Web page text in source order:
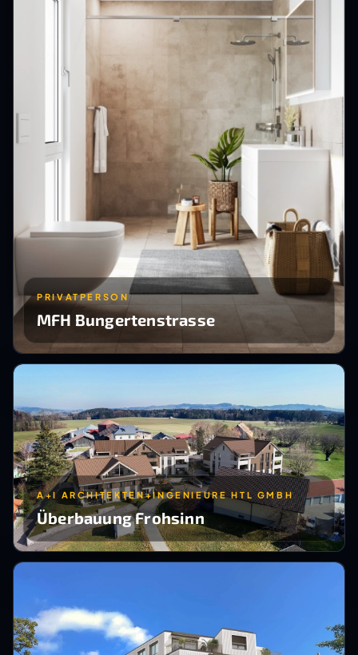
PRIVATPERSON
MFH Bungertenstrasse
A+I ARCHITEKTEN+INGENIEURE HTL GMBH
Überbauung Frohsinn